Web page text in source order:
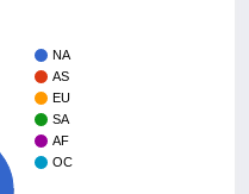
NA
AS
EU
SA
AF
OC